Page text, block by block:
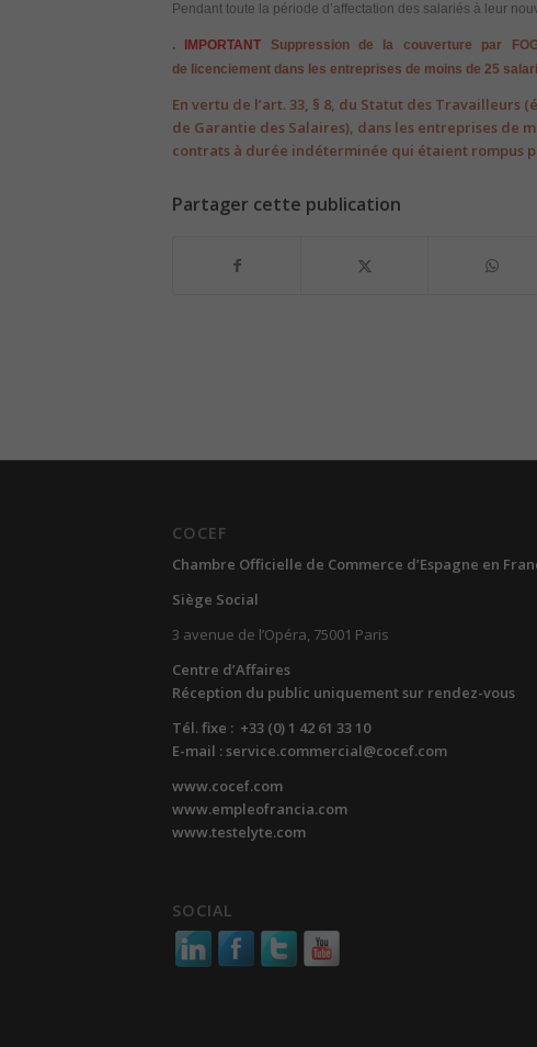
Pendant toute la période d’affectation des salariés à leur
. IMPORTANT Suppression de la couverture par
de licenciement dans les entreprises de moins de 25
En vertu de l’art. 33, § 8, du Statut des Travailleurs
de Garantie des Salaires), dans les entreprises de
contrats à durée indéterminée qui étaient rompus
Partager cette publication
COCEF
Chambre Officielle de Commerce d’Espagne en
Siège Social
3 avenue de l’Opéra, 75001 Paris
Centre d’Affaires
Réception du public uniquement sur rendez-vous
Tél. fixe : +33 (0) 1 42 61 33 10
E-mail : service.commercial@cocef.com
www.cocef.com
www.empleofrancia.com
www.testelyte.com
SOCIAL